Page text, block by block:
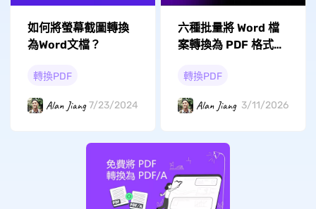
如何將螢幕截圖轉換
為Word文檔？
轉換PDF
Alan Jiang 7/23/2024
六種批量將 Word 檔
案轉換為 PDF 格式的
轉換PDF
Alan Jiang 3/11/2026